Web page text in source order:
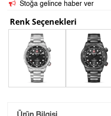
Stoğa gelince haber ver
Renk Seçenekleri